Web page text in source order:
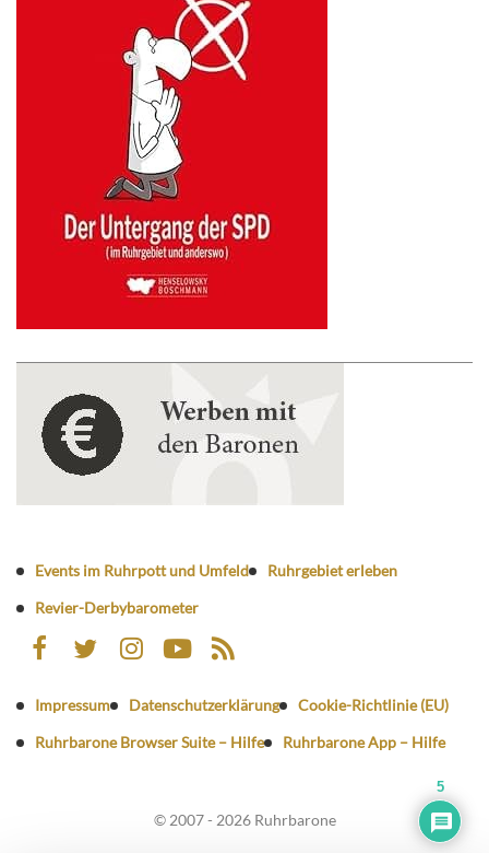
Events im Ruhrpott und Umfeld
Ruhrgebiet erleben
Revier-Derbybarometer
Impressum Datenschutzerklärung
Cookie-Richtlinie (EU)
Ruhrbarone Browser Suite – Hilfe
Ruhrbarone App – Hilfe
© 2007 - 2026 Ruhrbarone
5